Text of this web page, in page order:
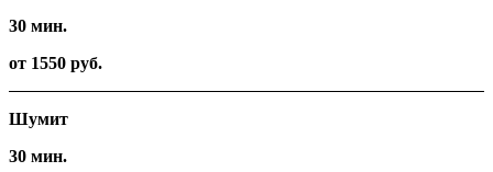
30 мин.
от 1550 руб.
Шумит
30 мин.